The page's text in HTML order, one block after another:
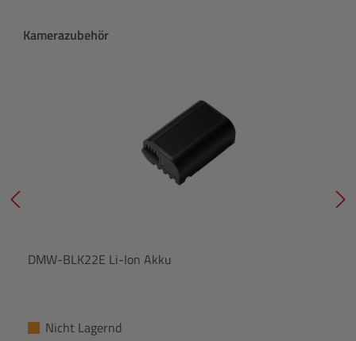
Produktgalerie überspringen
Kamerazubehör
DMW-BLK22E Li-Ion Akku
Nicht Lagernd